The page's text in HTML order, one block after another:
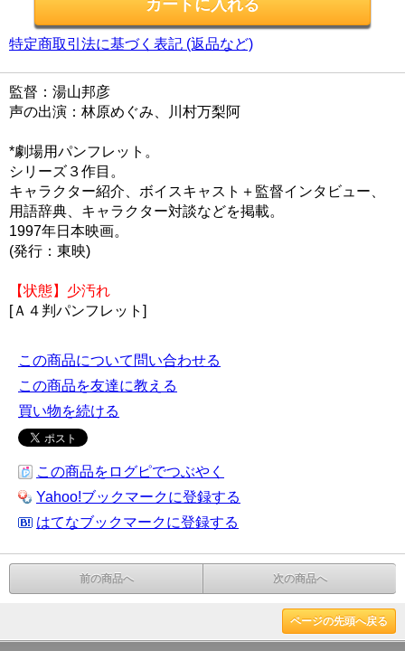
特定商取引法に基づく表記 (返品など)
監督：湯山邦彦
声の出演：林原めぐみ、川村万梨阿
*劇場用パンフレット。
シリーズ３作目。
キャラクター紹介、ボイスキャスト＋監督インタビュー、
用語辞典、キャラクター対談などを掲載。
1997年日本映画。
(発行：東映)
【状態】少汚れ
[Ａ４判パンフレット]
この商品について問い合わせる
この商品を友達に教える
買い物を続ける
この商品をログピでつぶやく
Yahoo!ブックマークに登録する
はてなブックマークに登録する
前の商品へ 次の商品へ
ページの先頭へ戻る